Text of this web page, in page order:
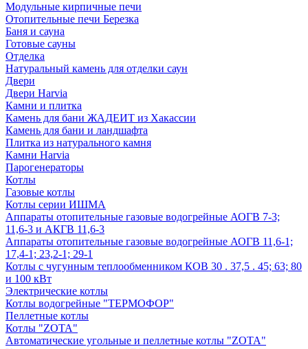
Модульные кирпичные печи
Отопительные печи Березка
Баня и сауна
Готовые сауны
Отделка
Натуральный камень для отделки саун
Двери
Двери Harvia
Камни и плитка
Камень для бани ЖАДЕИТ из Хакассии
Камень для бани и ландшафта
Плитка из натурального камня
Камни Harvia
Парогенераторы
Котлы
Газовые котлы
Котлы серии ИШМА
Аппараты отопительные газовые водогрейные АОГВ 7-3;
11,6-3 и АКГВ 11,6-3
Аппараты отопительные газовые водогрейные АОГВ 11,6-1;
17,4-1; 23,2-1; 29-1
Котлы с чугунным теплообменником КОВ 30 . 37,5 . 45; 63; 80
и 100 кВт
Электрические котлы
Котлы водогрейные "ТЕРМОФОР"
Пеллетные котлы
Котлы "ZOTA"
Автоматические угольные и пеллетные котлы "ZOTA"